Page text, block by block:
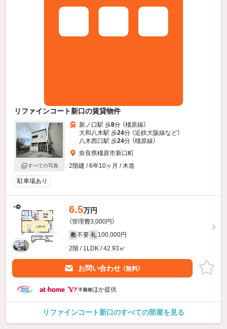
リファインコート新口の賃貸物件
すべての写真
新ノ口駅 歩8分 （橿原線）
大和八木駅 歩24分 （近鉄大阪線など）
八木西口駅 歩24分 （橿原線）
奈良県橿原市新口町
2階建 / 6年10ヶ月 / 木造
駐車場あり
6.5万円
（管理費3,000円）
敷 不要 礼 100,000円
2階 / 1LDK / 42.93㎡
お問い合わせ （無料）
ほか提供
リファインコート新口のすべての部屋を見る